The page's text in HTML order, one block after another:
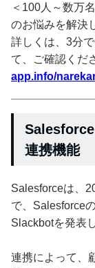
＜100人～数万
のお悩みを解決
詳しくは、3分
て、ご確認くだ
app.info/
連携機能
Salesforceは、
で、Salesforce
Slackbotを発表
連携によって、